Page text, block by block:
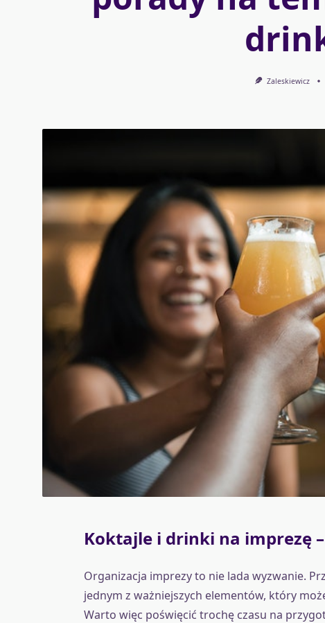
Zaleskiewicz
Koktajle i drinki na imprezę
Organizacja imprezy to nie lada wyzwanie.
jednym z ważniejszych elementów, który
Warto więc poświęcić trochę czasu na